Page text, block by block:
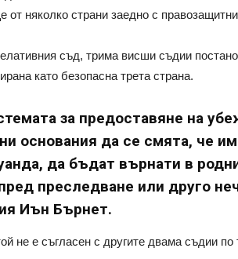
няколко страни заедно с
съд, трима висши съдии
като безопасна трета страна.
за предоставяне на
основания да се смята, че
да бъдат върнати в
преследване или друго
Иън Бърнет.
не е съгласен с другите двама съдии по